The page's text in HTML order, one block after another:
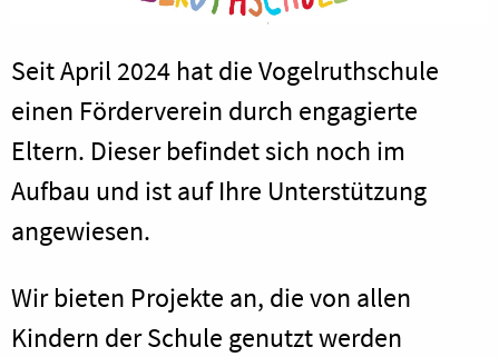
Seit April 2024 hat die Vogelruthschule
einen Förderverein durch engagierte
Eltern. Dieser befindet sich noch im
Aufbau und ist auf Ihre Unterstützung
angewiesen.
Wir bieten Projekte an, die von allen
Kindern der Schule genutzt werden